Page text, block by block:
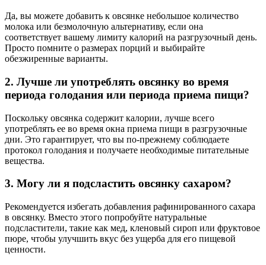
Да, вы можете добавить к овсянке небольшое количество
молока или безмолочную альтернативу, если она
соответствует вашему лимиту калорий на разгрузочный день.
Просто помните о размерах порций и выбирайте
обезжиренные варианты.
2. Лучше ли употреблять овсянку во время
периода голодания или периода приема пищи?
Поскольку овсянка содержит калории, лучше всего
употреблять ее во время окна приема пищи в разгрузочные
дни. Это гарантирует, что вы по-прежнему соблюдаете
протокол голодания и получаете необходимые питательные
вещества.
3. Могу ли я подсластить овсянку сахаром?
Рекомендуется избегать добавления рафинированного сахара
в овсянку. Вместо этого попробуйте натуральные
подсластители, такие как мед, кленовый сироп или фруктовое
пюре, чтобы улучшить вкус без ущерба для его пищевой
ценности.